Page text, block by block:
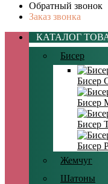
Обратный звонок
Заказ звонка
КАТАЛОГ
Бисер
Бисер
Бисер
Бисер
Бисер
Жемчуг
Шатоны